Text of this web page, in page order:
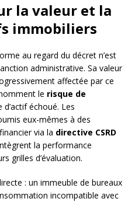
la valeur et la
immobiliers
au regard du décret n’est
administrative. Sa valeur
affectée par ce
le risque de
d’actif échoué. Les
eux-mêmes à des
via la directive CSRD
la performance
grilles d’évaluation.
: un immeuble de bureaux
incompatible avec